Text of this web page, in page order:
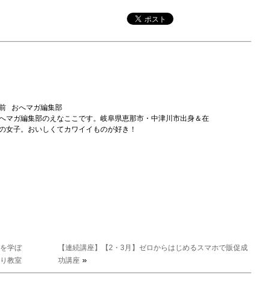
おへマガ編集部
マガ編集部のえなここです。岐阜県恵那市・中津川市出身＆在
女子。おいしくてカワイイものが好き！
学ぼ
教室
【連続講座】【2・3月】ゼロからはじめるスマホで販促成
功講座 »